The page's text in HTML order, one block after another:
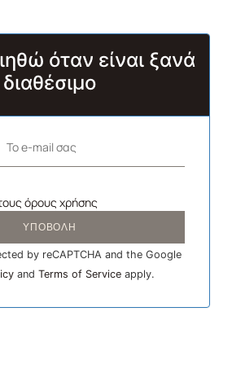
όταν είναι ξανά
διαθέσιμο
όρους χρήσης
ΥΠΟΒΟΛΗ
by reCAPTCHA and the Google
and Terms of Service apply.